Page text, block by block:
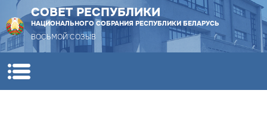
СОВЕТ РЕСПУБЛИКИ
НАЦИОНАЛЬНОГО СОБРАНИЯ РЕСПУБЛИКИ БЕЛАРУСЬ
ВОСЬМОЙ СОЗЫВ